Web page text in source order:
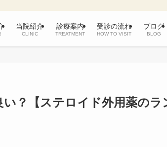
当院紹介
CLINIC
診療案内
TREATMENT
受診の流れ
HOW TO VISIT
ブログ
BLOG
？【ステロイド外用薬のラ